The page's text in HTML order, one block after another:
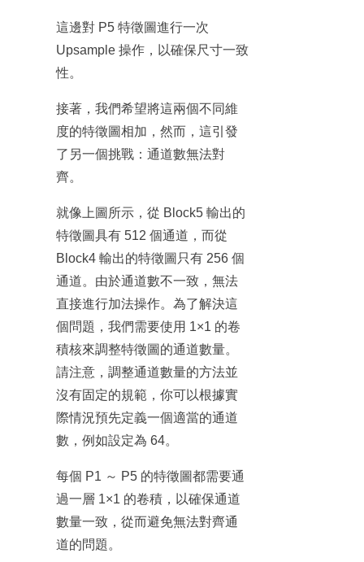
這邊對 P5 特徵圖進行一次
Upsample 操作，以確保尺寸一致
性。
接著，我們希望將這兩個不同維
度的特徵圖相加，然而，這引發
了另一個挑戰：通道數無法對
齊。
就像上圖所示，從 Block5 輸出的
特徵圖具有 512 個通道，而從
Block4 輸出的特徵圖只有 256 個
通道。由於通道數不一致，無法
直接進行加法操作。為了解決這
個問題，我們需要使用 1×1 的卷
積核來調整特徵圖的通道數量。
請注意，調整通道數量的方法並
沒有固定的規範，你可以根據實
際情況預先定義一個適當的通道
數，例如設定為 64。
每個 P1 ～ P5 的特徵圖都需要通
過一層 1×1 的卷積，以確保通道
數量一致，從而避免無法對齊通
道的問題。